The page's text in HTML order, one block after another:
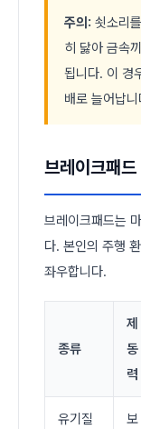
주의: 쇳소리
히 닳아 금속
됩니다. 이 경
배로 늘어납니
브레이크패
브레이크패드는
다. 본인의 주행
좌우합니다.
종류
제
동
력
유기질
보